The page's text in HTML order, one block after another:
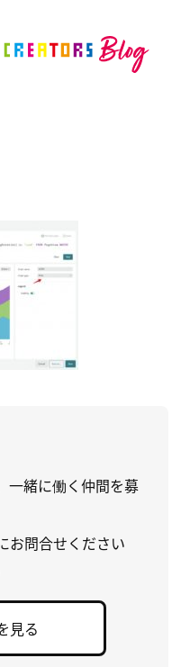
一緒に働く仲間を募
お問合せください
見る